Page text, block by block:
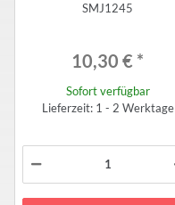
(Short/2pcs)
SMJ1245
10,30 € *
Sofort verfügbar
Lieferzeit: 1 - 2 Werktage